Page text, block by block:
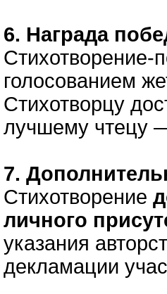
6. Награда
Стихотворение-
голосованием
Стихотворцу
лучшему чтецу
7.
Стихотворение
личного
указания
декламации